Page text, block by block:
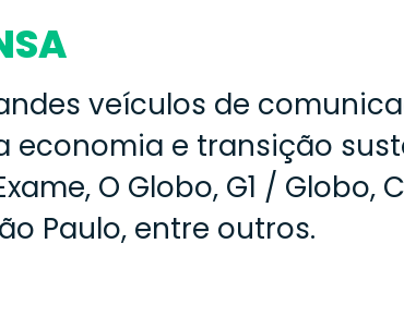
veículos de
e transição
O Globo, G1 / Globo,
Paulo, entre outros.